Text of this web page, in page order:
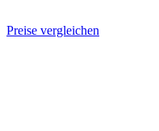
Preise vergleichen